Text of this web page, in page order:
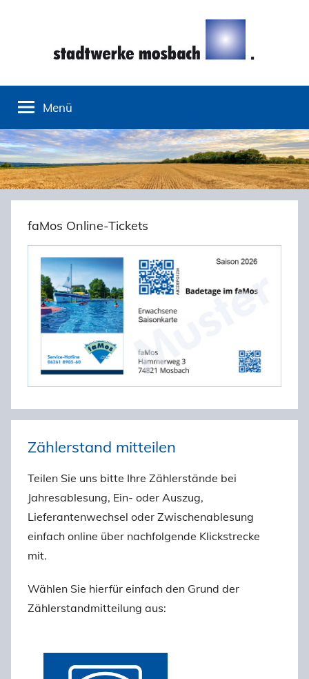
Stadtwerke
Mosbach
Menü
Zählerstand mitteilen
Teilen Sie uns bitte Ihre Zählerstände bei
Jahresablesung, Ein- oder Auszug,
Lieferantenwechsel oder Zwischenablesung
einfach online über nachfolgende Klickstrecke
mit.
Wählen Sie hierfür einfach den Grund der
Zählerstandmitteilung aus:
faMos Online-Tickets